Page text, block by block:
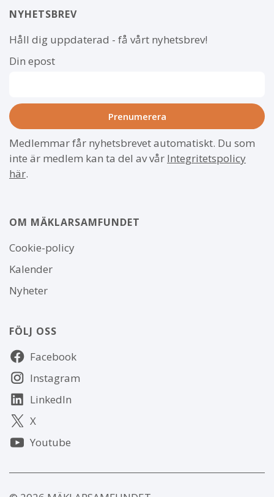
NYHETSBREV
Håll dig uppdaterad - få vårt nyhetsbrev!
Din epost
Medlemmar får nyhetsbrevet automatiskt. Du som
inte är medlem kan ta del av vår Integritetspolicy
här.
OM MÄKLARSAMFUNDET
Om
webbplatsen
Cookie-policy
Kalender
Nyheter
FÖLJ OSS
Följ
oss Facebook
Instagram
LinkedIn
X
Youtube